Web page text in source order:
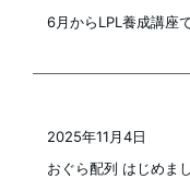
6月からLPL養成講座
おぐら配列 はじめま
2025年11月4日